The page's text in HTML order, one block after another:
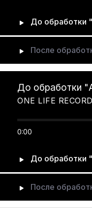
До обработки
После
До обработки
ONE LIFE
0:00
До обработки
После